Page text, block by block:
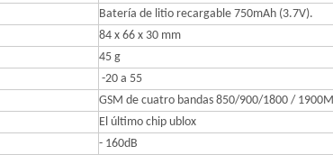
Batería de litio recargable 750mAh (3.7V).
84 x 66 x 30 mm
45 g
-20 a 55
GSM de cuatro bandas 850/900/1800 /
El último chip ublox
- 160dB